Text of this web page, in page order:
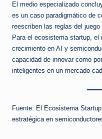
El medio especializado
es un caso paradigmático de
reescriben las reglas del
Para el ecosistema startup,
crecimiento en AI y
capacidad de innovar como
inteligentes en un mercado
Fuente: El Ecosistema
estratégica en